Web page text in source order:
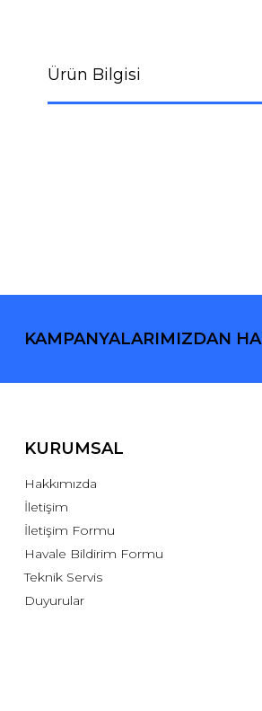
Ürün Bilgisi
KAMPANYALARIMIZDAN
KURUMSAL
Hakkımızda
İletişim
İletişim Formu
Havale Bildirim Formu
Teknik Servis
Duyurular